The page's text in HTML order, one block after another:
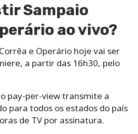
Sampaio
ao vivo?
e Operário hoje vai ser
a partir das 16h30, pelo
pay-per-view transmite a
para todos os estados do país
de TV por assinatura.